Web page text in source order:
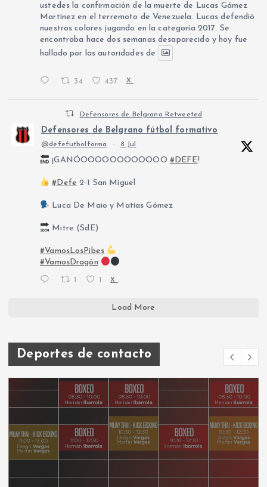
ustedes la confirmación de la muerte de Lucas Gámez
Martínez en el terremoto de Venezuela. Lucas defendió
nuestros colores jugando en la categoría 2017. Se
encontraba hace dos semanas desaparecido y hoy fue
hallado por las autoridades de
34 437 X
Defensores de Belgrano Retweeted
Defensores de Belgrano fútbol formativo
@defefutbolforma · 8 Jul
¡GANÓOOOOOOOOOOOO #DEFE!
#Defe 2-1 San Miguel
Luca De Maio y Matías Gómez
Mitre (SdE)
#VamosLosPibes
#VamosDragón
X
Load More
Deportes de contacto